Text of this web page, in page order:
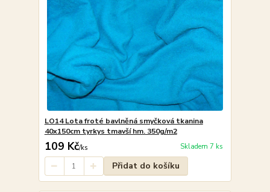
LO14 Lota froté bavlněná smyčková tkanina
40x150cm tyrkys tmavší hm. 350g/m2
109 Kč/ks Skladem 7 ks
Přidat do košíku